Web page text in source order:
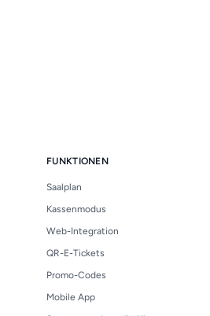
FUNKTIONEN
Saalplan
Kassenmodus
Web-Integration
QR-E-Tickets
Promo-Codes
Mobile App